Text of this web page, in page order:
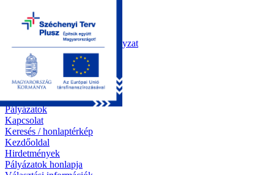
Kezdőoldal
Önkormányzat
Polgármesteri Hivatal
Roma Nemzetiségi Önkormányzat
Elektronikus ügyintézés
Közérdekű információk
Tiszapüspöki bemutatása
Galéria
Díjazottaink
Pályázatok
Kapcsolat
Keresés / honlaptérkép
Kezdőoldal
Hirdetmények
Pályázatok honlapja